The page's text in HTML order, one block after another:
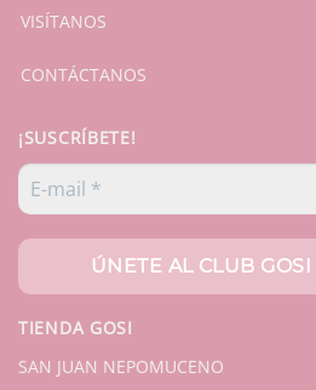
VISÍTANOS
CONTÁCTANOS
¡SUSCRÍBETE!
TIENDA GOSI
SAN JUAN NEPOMUCENO